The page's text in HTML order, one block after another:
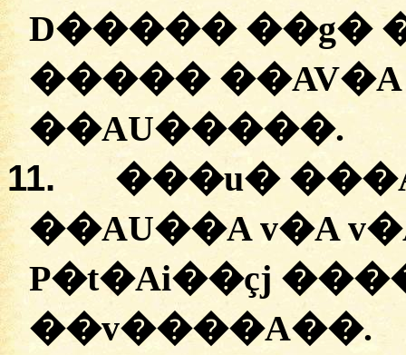
D�������g�
�����
��AU�����.
11. ���u�
��AU��A v�A
P�t�Ai��çj ��
��v����A��.